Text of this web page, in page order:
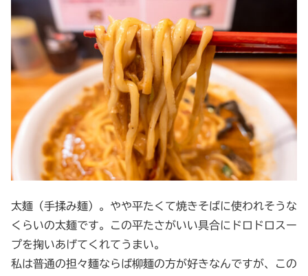
太麺（手揉み麺）。やや平たくて焼きそばに使われそうな
くらいの太麺です。この平たさがいい具合にドロドロスー
プを掬いあげてくれてうまい。
私は普通の担々麺ならば柳麺の方が好きなんですが、この